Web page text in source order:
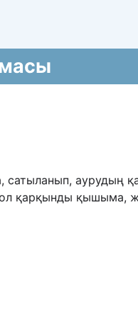
сатыланып, аурудың
ол қарқынды қышыма,